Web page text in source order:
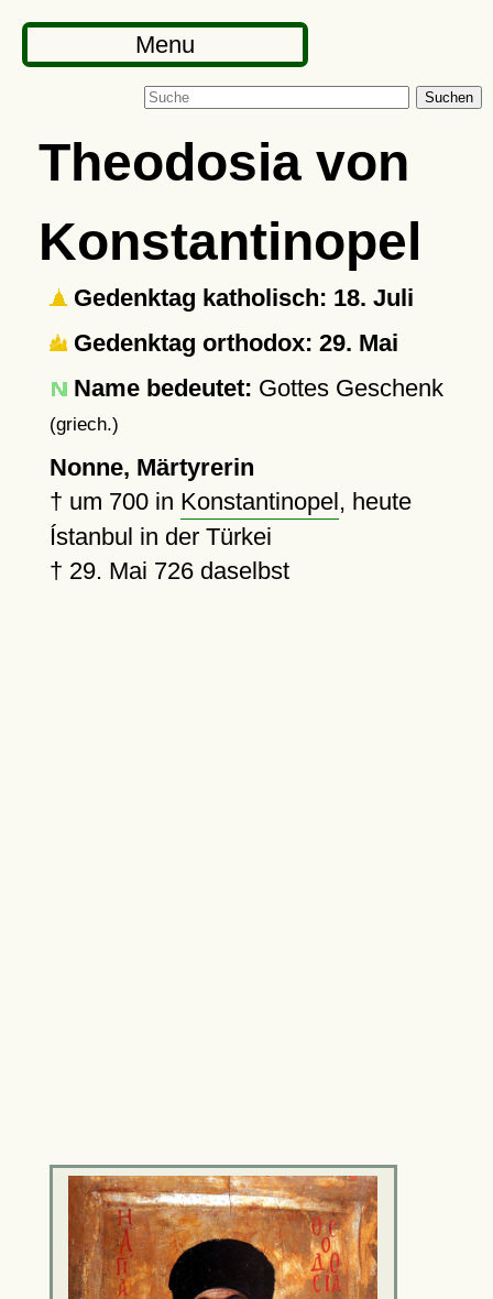
Menu
Suchen
Theodosia von
Konstantinopel
Gedenktag katholisch: 18. Juli
Gedenktag orthodox: 29. Mai
Name bedeutet: Gottes Geschenk
(griech.)
Nonne, Märtyrerin
† um 700in Konstantinopel, heute
Ístanbul in der Türkei
† 29. Mai 726daselbst